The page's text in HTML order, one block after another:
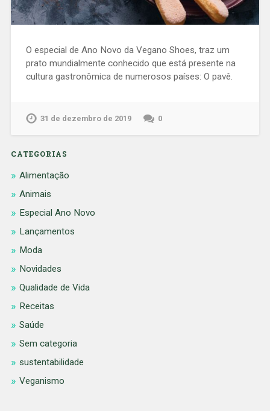
O especial de Ano Novo da Vegano Shoes, traz um
prato mundialmente conhecido que está presente na
cultura gastronômica de numerosos países: O pavê.
31 de dezembro de 2019 0
CATEGORIAS
Alimentação
Animais
Especial Ano Novo
Lançamentos
Moda
Novidades
Qualidade de Vida
Receitas
Saúde
Sem categoria
sustentabilidade
Veganismo